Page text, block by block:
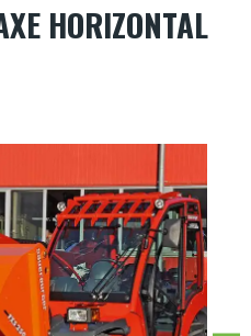
HORIZONTAL